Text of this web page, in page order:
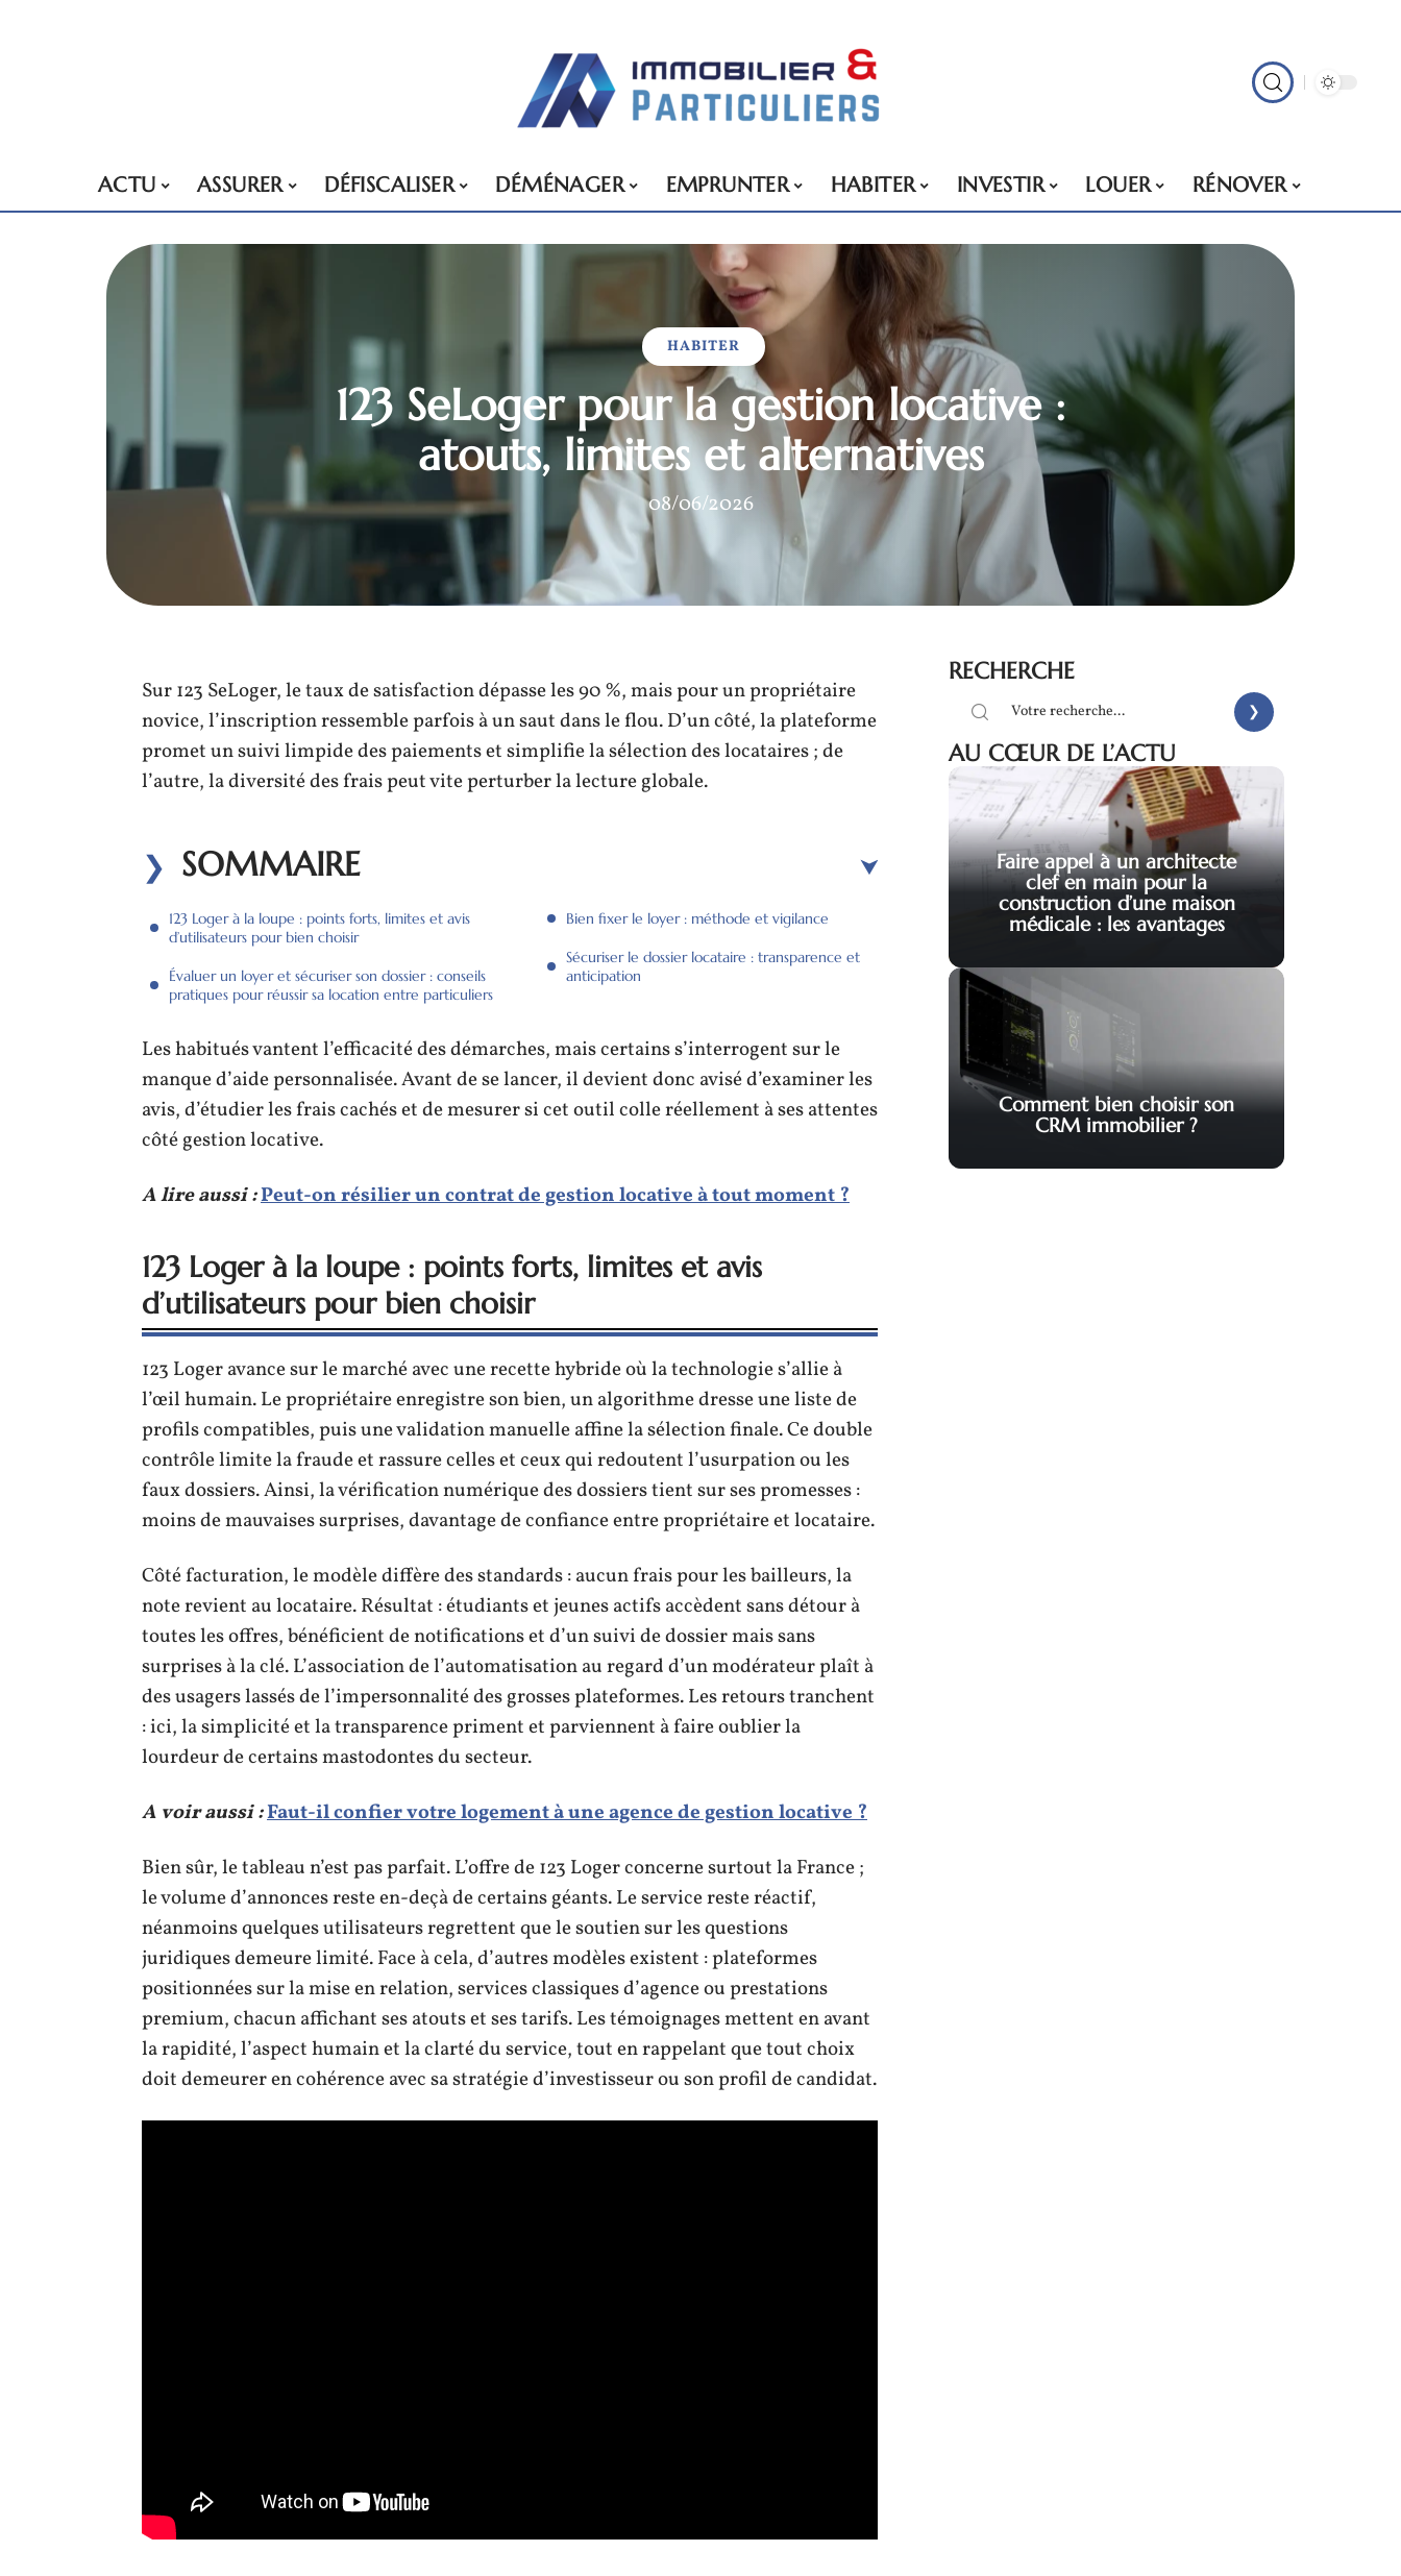
ACTU ASSURER DÉFISCALISER DÉMÉNAGER EMPRUNTER HABITER INVESTIR LOUER RÉNOVER
HABITER
123 SeLoger pour la gestion locative :
atouts, limites et alternatives
08/06/2026
Sur 123 SeLoger, le taux de satisfaction dépasse les 90 %, mais pour un propriétaire
novice, l’inscription ressemble parfois à un saut dans le flou. D’un côté, la plateforme
promet un suivi limpide des paiements et simplifie la sélection des locataires ; de
l’autre, la diversité des frais peut vite perturber la lecture globale.
SOMMAIRE
123 Loger à la loupe : points forts, limites et avis
d’utilisateurs pour bien choisir
Évaluer un loyer et sécuriser son dossier : conseils
pratiques pour réussir sa location entre particuliers
Bien fixer le loyer : méthode et vigilance
Sécuriser le dossier locataire : transparence et
anticipation
Les habitués vantent l’efficacité des démarches, mais certains s’interrogent sur le
manque d’aide personnalisée. Avant de se lancer, il devient donc avisé d’examiner les
avis, d’étudier les frais cachés et de mesurer si cet outil colle réellement à ses attentes
côté gestion locative.
A lire aussi :Peut-on résilier un contrat de gestion locative à tout moment ?
123 Loger à la loupe : points forts, limites et avis
d’utilisateurs pour bien choisir
123 Loger avance sur le marché avec une recette hybride où la technologie s’allie à
l’œil humain. Le propriétaire enregistre son bien, un algorithme dresse une liste de
profils compatibles, puis une validation manuelle affine la sélection finale. Ce double
contrôle limite la fraude et rassure celles et ceux qui redoutent l’usurpation ou les
faux dossiers. Ainsi, la vérification numérique des dossiers tient sur ses promesses :
moins de mauvaises surprises, davantage de confiance entre propriétaire et locataire.
Côté facturation, le modèle diffère des standards : aucun frais pour les bailleurs, la
note revient au locataire. Résultat : étudiants et jeunes actifs accèdent sans détour à
toutes les offres, bénéficient de notifications et d’un suivi de dossier mais sans
surprises à la clé. L’association de l’automatisation au regard d’un modérateur plaît à
des usagers lassés de l’impersonnalité des grosses plateformes. Les retours tranchent
: ici, la simplicité et la transparence priment et parviennent à faire oublier la
lourdeur de certains mastodontes du secteur.
A voir aussi :Faut-il confier votre logement à une agence de gestion locative ?
Bien sûr, le tableau n’est pas parfait. L’offre de 123 Loger concerne surtout la France ;
le volume d’annonces reste en-deçà de certains géants. Le service reste réactif,
néanmoins quelques utilisateurs regrettent que le soutien sur les questions
juridiques demeure limité. Face à cela, d’autres modèles existent : plateformes
positionnées sur la mise en relation, services classiques d’agence ou prestations
premium, chacun affichant ses atouts et ses tarifs. Les témoignages mettent en avant
la rapidité, l’aspect humain et la clarté du service, tout en rappelant que tout choix
doit demeurer en cohérence avec sa stratégie d’investisseur ou son profil de candidat.
RECHERCHE
AU CŒUR DE L’ACTU
Faire appel à un architecte
clef en main pour la
construction d’une maison
médicale : les avantages
Comment bien choisir son
CRM immobilier ?